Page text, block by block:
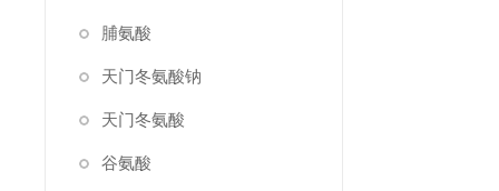
脯氨酸
天门冬氨酸钠
天门冬氨酸
谷氨酸